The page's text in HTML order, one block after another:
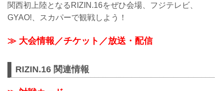
関西初上陸となるRIZIN.16をぜひ会場、フジテレビ、
GYAO!、スカパーで観戦しよう！
≫ 大会情報／チケット／放送・配信
RIZIN.16 関連情報